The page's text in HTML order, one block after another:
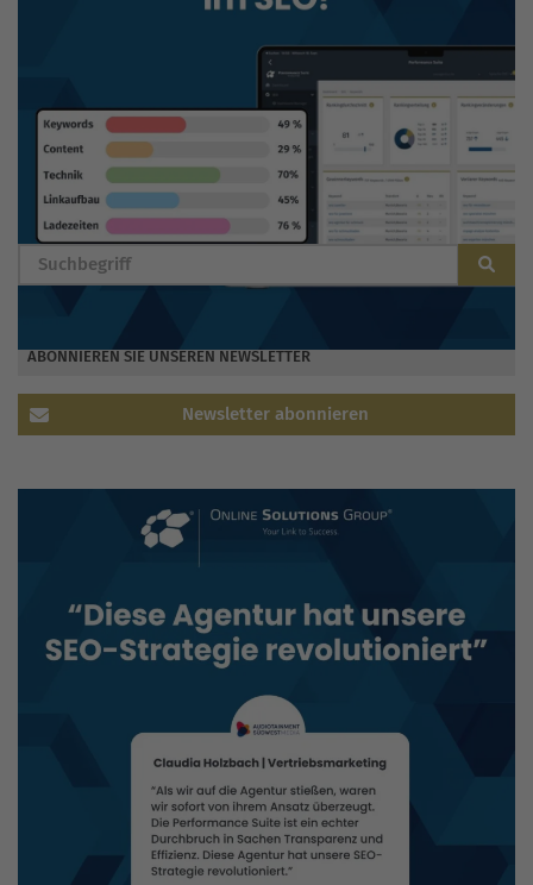
BLOG DURCHSUCHEN
ABONNIEREN SIE UNSEREN NEWSLETTER
Newsletter abonnieren